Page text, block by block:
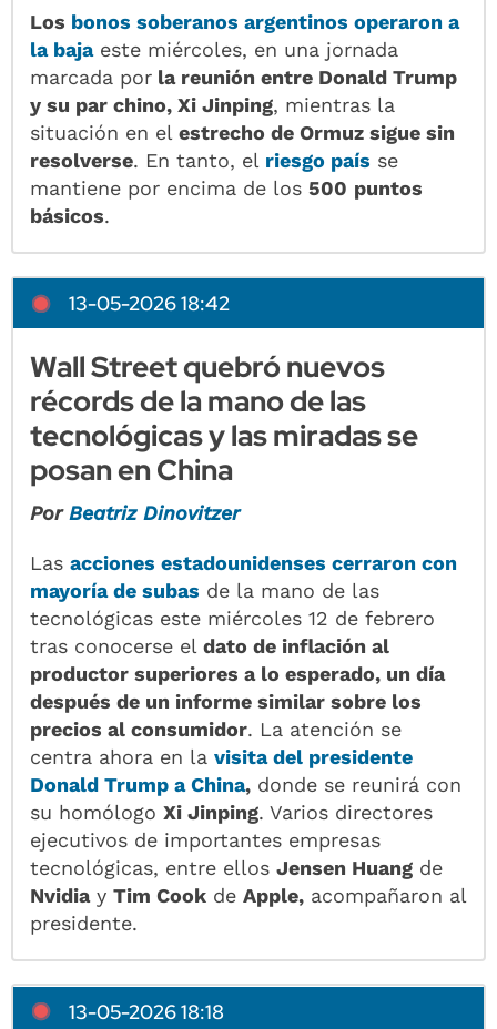
Los bonos soberanos argentinos operaron a
la bajaeste miércoles, en una jornada
marcada por la reunión entre Donald Trump
y su par chino, Xi Jinping, mientras la
situación en elestrecho de Ormuz sigue sin
resolverse. En tanto, el riesgo país se
mantiene por encima de los500 puntos
básicos.
13-05-2026 18:42
Wall Street quebró nuevos
récords de la mano de las
tecnológicas y las miradas se
posan en China
PorBeatriz Dinovitzer
Lasacciones estadounidenses cerraron con
mayoría de subas de la mano de las
tecnológicas este miércoles 12 de febrero
tras conocerse el dato de inflación al
productor superiores a lo esperado, un día
después de un informe similar sobre los
precios al consumidor. La atención se
centra ahora en lavisita del presidente
Donald Trump aChina, donde se reunirá con
su homólogoXi Jinping. Varios directores
ejecutivos de importantes empresas
tecnológicas, entre ellosJensen Huang de
NvidiayTim Cook deApple, acompañaron al
presidente.
13-05-2026 18:18